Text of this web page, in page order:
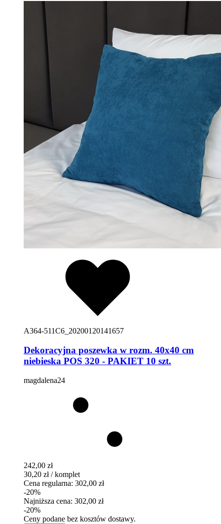
A364-511C6_20200120141657
Dekoracyjna poszewka w rozm. 40x40 cm
niebieska POS 320 - PAKIET 10 szt.
magdalena24
242,00 zł
30,20 zł / komplet
Cena regularna: 302,00 zł
-20%
Najniższa cena: 302,00 zł
-20%
Ceny podane bez kosztów dostawy.